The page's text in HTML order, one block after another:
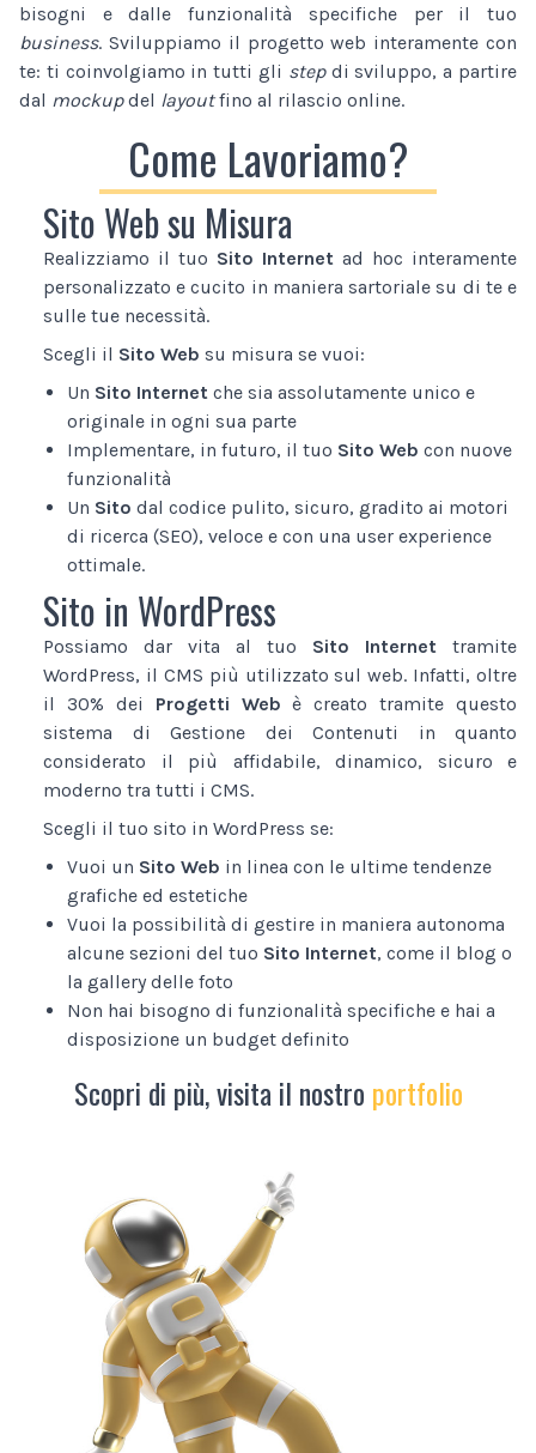
bisogni e dalle funzionalità specifiche per il tuo
business. Sviluppiamo il progetto web interamente con
te: ti coinvolgiamo in tutti gli stepdi sviluppo, a partire
dal mockupdel layoutfino al rilascio online.
Come Lavoriamo?
Sito Web su Misura
Realizziamo il tuo Sito Internet ad hoc interamente
personalizzato e cucito in maniera sartoriale su di te e
sulle tue necessità.
Scegli il Sito Web su misura se vuoi:
Un Sito Internet che sia assolutamente unico e
originale in ogni sua parte
Implementare, in futuro, il tuo Sito Web con nuove
funzionalità
Un Sito dal codice pulito, sicuro, gradito ai motori
di ricerca (SEO), veloce e con una user experience
ottimale.
Sito in WordPress
Possiamo dar vita al tuo Sito Internet tramite
WordPress, il CMS più utilizzato sul web. Infatti, oltre
il 30% dei Progetti Web è creato tramite questo
sistema di Gestione dei Contenuti in quanto
considerato il più affidabile, dinamico, sicuro e
moderno tra tutti i CMS.
Scegli il tuo sito in WordPress se:
Vuoi un Sito Web in linea con le ultime tendenze
grafiche ed estetiche
Vuoi la possibilità di gestire in maniera autonoma
alcune sezioni del tuo Sito Internet, come il blog o
la gallery delle foto
Non hai bisogno di funzionalità specifiche e hai a
disposizione un budget definito
Scopri di più, visita il nostro portfolio